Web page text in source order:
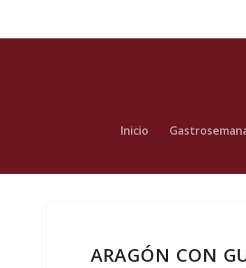
Inicio
ARAGÓN CON